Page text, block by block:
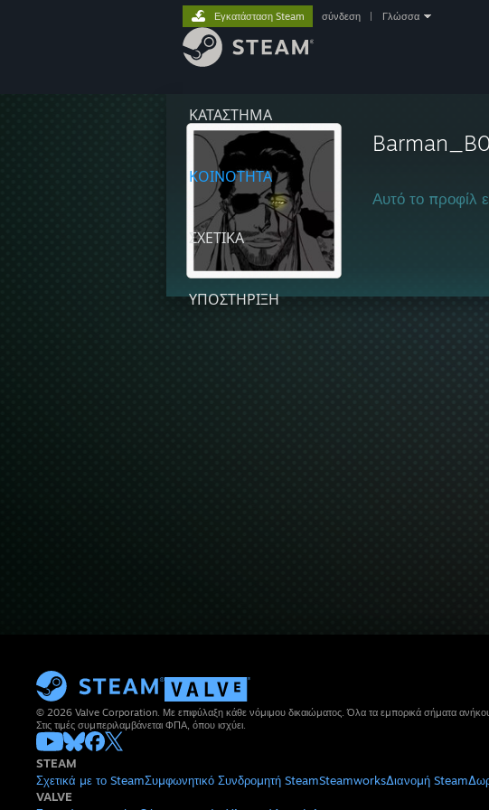
ΚΑΤΑΣΤΗΜΑ
ΚΟΙΝΟΤΗΤΑ
ΣΧΕΤΙΚΆ
ΥΠΟΣΤΗΡΙΞΗ
Εγκατάσταση Steam σύνδεση Γλώσσα
Αυτό το προφίλ
© 2026 Valve Corporation. Με επιφύλαξη κάθε νόμιμου δικαιώματος. Όλα τα εμπορικά σήματα
Στις τιμές συμπεριλαμβάνεται ΦΠΑ, όπου ισχύει.
STEAM
Σχετικά με το SteamΣυμφωνητικό Συνδρομητή SteamSteamworksΔιανομή Steam
VALVE